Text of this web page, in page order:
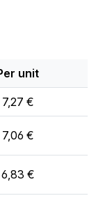
unit
7,27 €
7,06 €
6,83 €